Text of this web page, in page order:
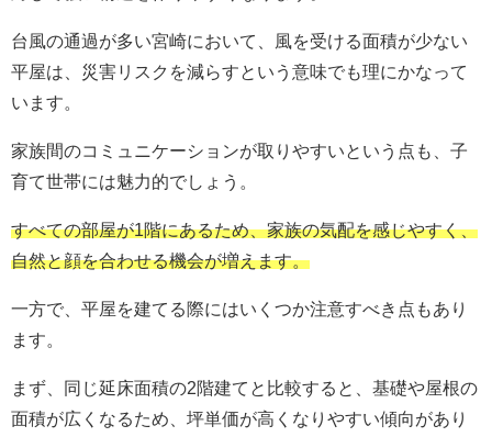
台風の通過が多い宮崎において、風を受ける面積が少ない
平屋は、災害リスクを減らすという意味でも理にかなって
います。
家族間のコミュニケーションが取りやすいという点も、子
育て世帯には魅力的でしょう。
すべての部屋が1階にあるため、家族の気配を感じやすく、
自然と顔を合わせる機会が増えます。
一方で、平屋を建てる際にはいくつか注意すべき点もあり
ます。
まず、同じ延床面積の2階建てと比較すると、基礎や屋根の
面積が広くなるため、坪単価が高くなりやすい傾向があり